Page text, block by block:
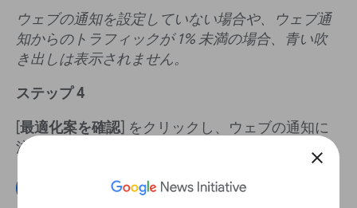
close
ウェブの通知を設定していない場合や、ウェブ通
知からのトラフィックが 1% 未満の場合、青い吹
き出しは表示されません。
ステップ 4
[最適化案を確認] をクリックし、ウェブの通知に
注目する必要があるかどうかを確認します。